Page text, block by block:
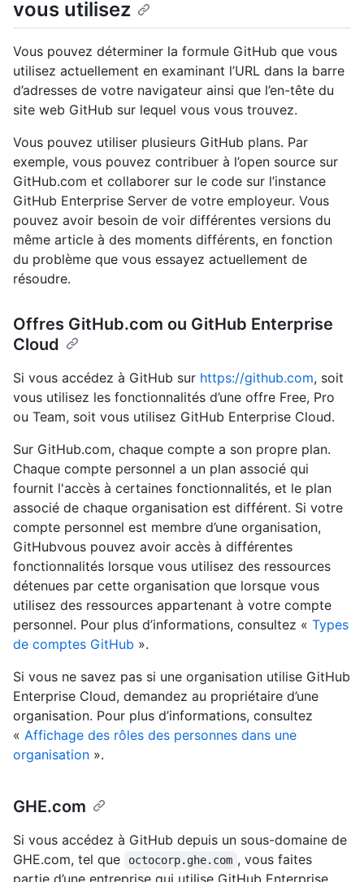
vous utilisez
Vous pouvez déterminer la formule GitHub que vous
utilisez actuellement en examinant l’URL dans la barre
d’adresses de votre navigateur ainsi que l’en-tête du
site web GitHub sur lequel vous vous trouvez.
Vous pouvez utiliser plusieurs GitHub plans. Par
exemple, vous pouvez contribuer à l’open source sur
GitHub.com et collaborer sur le code sur l’instance
GitHub Enterprise Server de votre employeur. Vous
pouvez avoir besoin de voir différentes versions du
même article à des moments différents, en fonction
du problème que vous essayez actuellement de
résoudre.
Offres GitHub.com ou GitHub Enterprise
Cloud
Si vous accédez à GitHub sur https://github.com, soit
vous utilisez les fonctionnalités d’une offre Free, Pro
ou Team, soit vous utilisez GitHub Enterprise Cloud.
Sur GitHub.com, chaque compte a son propre plan.
Chaque compte personnel a un plan associé qui
fournit l'accès à certaines fonctionnalités, et le plan
associé de chaque organisation est différent. Si votre
compte personnel est membre d’une organisation,
GitHubvous pouvez avoir accès à différentes
fonctionnalités lorsque vous utilisez des ressources
détenues par cette organisation que lorsque vous
utilisez des ressources appartenant à votre compte
personnel. Pour plus d’informations, consultez « Types
de comptes GitHub ».
Si vous ne savez pas si une organisation utilise GitHub
Enterprise Cloud, demandez au propriétaire d’une
organisation. Pour plus d’informations, consultez
« Affichage des rôles des personnes dans une
organisation ».
GHE.com
Si vous accédez à GitHub depuis un sous-domaine de
GHE.com, tel que
octocorp.ghe.com , vous faites
partie d’une entreprise qui utilise GitHub Enterprise